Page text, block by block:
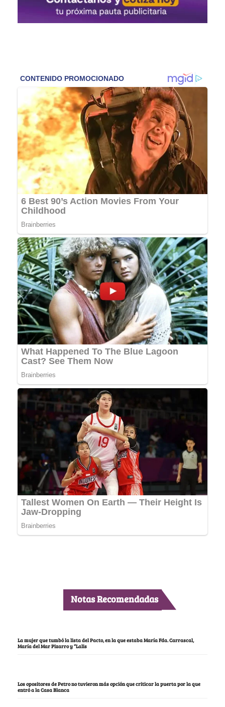
Notas Recomendadas
La mujer que tumbó la lista del Pacto, en la que estaba María Fda. Carrascal,
María del Mar Pizarro y “Lalis
Los opositores de Petro no tuvieron más opción que criticar la puerta por la que
entró a la Casa Blanca